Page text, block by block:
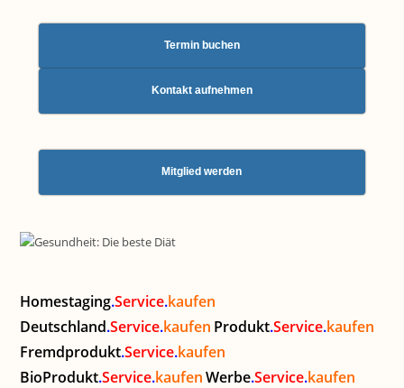
Termin buchen
Kontakt aufnehmen
Mitglied werden
Homestaging.Service.kaufen
Deutschland.Service.kaufen Produkt.Service.kaufen
Fremdprodukt.Service.kaufen
BioProdukt.Service.kaufen Werbe.Service.kaufen